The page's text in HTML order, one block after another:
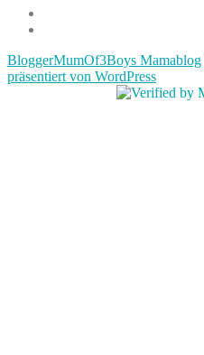
BloggerMumOf3Boys Mamablog
präsentiert von WordPress